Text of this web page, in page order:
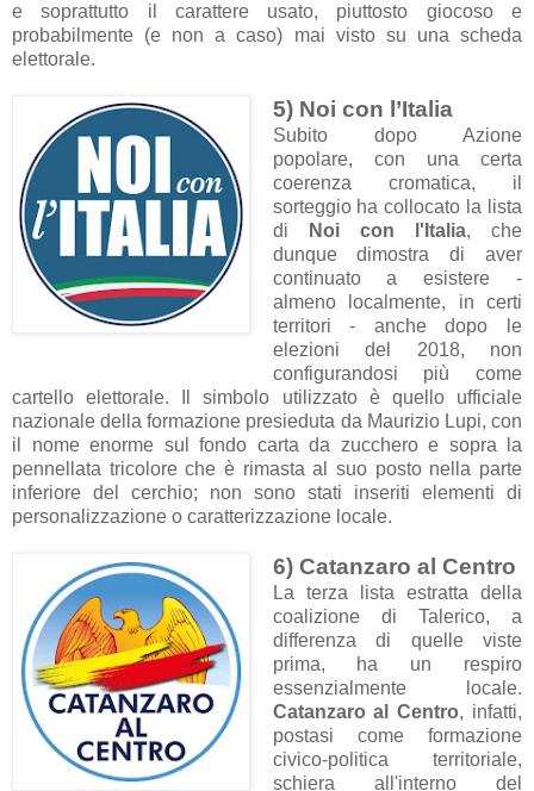
e soprattutto il carattere usato, piuttosto giocoso e
probabilmente (e non a caso) mai visto su una scheda
elettorale.
5) Noi con l’Italia
Subito dopo Azione
popolare, con una certa
coerenza cromatica, il
sorteggio ha collocato la lista
di
Noi con l'Italia, che
dunque dimostra di aver
continuato a esistere -
almeno localmente, in certi
territori - anche dopo le
elezioni del 2018, non
configurandosi più come
cartello elettorale.
Il simbolo utilizzato è quello ufficiale
nazionale della formazione presieduta da Maurizio Lupi, con
il nome enorme sul fondo carta da zucchero e sopra la
pennellata tricolore che è rimasta al suo posto nella parte
inferiore del cerchio; non sono stati inseriti elementi di
personalizzazione o caratterizzazione locale.
6) Catanzaro al Centro
La terza lista estratta della
coalizione di Talerico, a
differenza di quelle viste
prima, ha un respiro
essenzialmente locale.
Catanzaro al Centro, infatti,
postasi come formazione
civico-politica territoriale,
schiera all'interno del